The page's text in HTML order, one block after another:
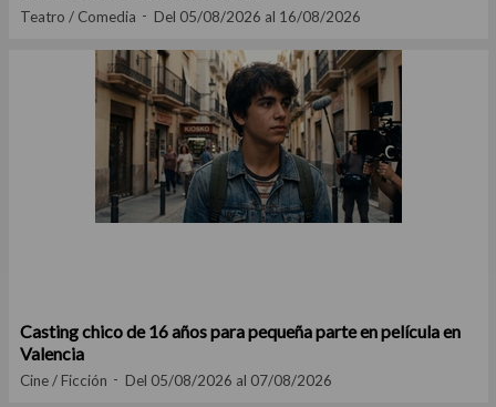
Teatro / Comedia Del 05/08/2026 al 16/08/2026
Casting chico de 16 años para pequeña parte en película en
Valencia
Cine / Ficción Del 05/08/2026 al 07/08/2026